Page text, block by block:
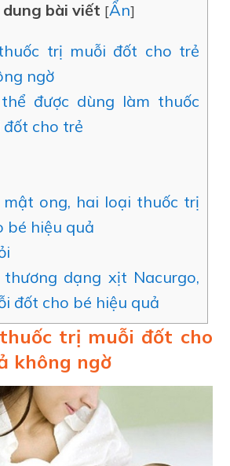
dung bài viết [Ẩn]
trị muỗi đốt cho trẻ
ngờ
được dùng làm thuốc
cho trẻ
mật ong, hai loại thuốc trị
bé hiệu quả
dạng xịt Nacurgo,
đốt cho bé hiệu quả
thuốc trị muỗi đốt cho
không ngờ